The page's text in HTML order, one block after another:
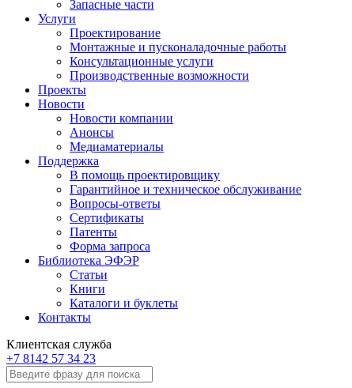
Запасные части
Услуги
Проектирование
Монтажные и пусконаладочные работы
Консультационные услуги
Производственные возможности
Проекты
Новости
Новости компании
Анонсы
Медиаматериалы
Поддержка
В помощь проектировщику
Гарантийное и техническое обслуживание
Вопросы-ответы
Сертификаты
Патенты
Форма запроса
Библиотека ЭФЭР
Статьи
Книги
Каталоги и буклеты
Контакты
Клиентская служба
+7 8142 57 34 23